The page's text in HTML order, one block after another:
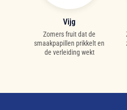
Vijg
Zomers fruit dat de
smaakpapillen prikkelt en
de verleiding wekt